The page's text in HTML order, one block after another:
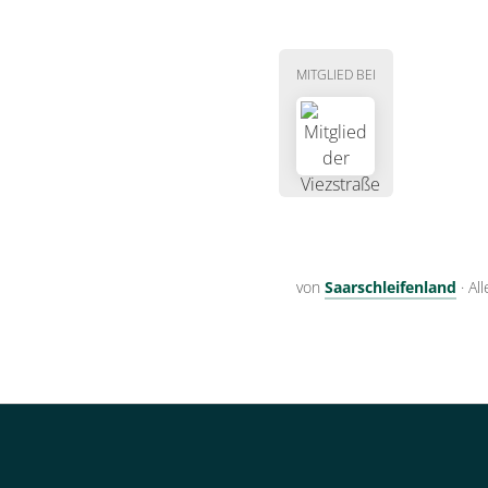
MITGLIED BEI
von Saarschleifenland ·